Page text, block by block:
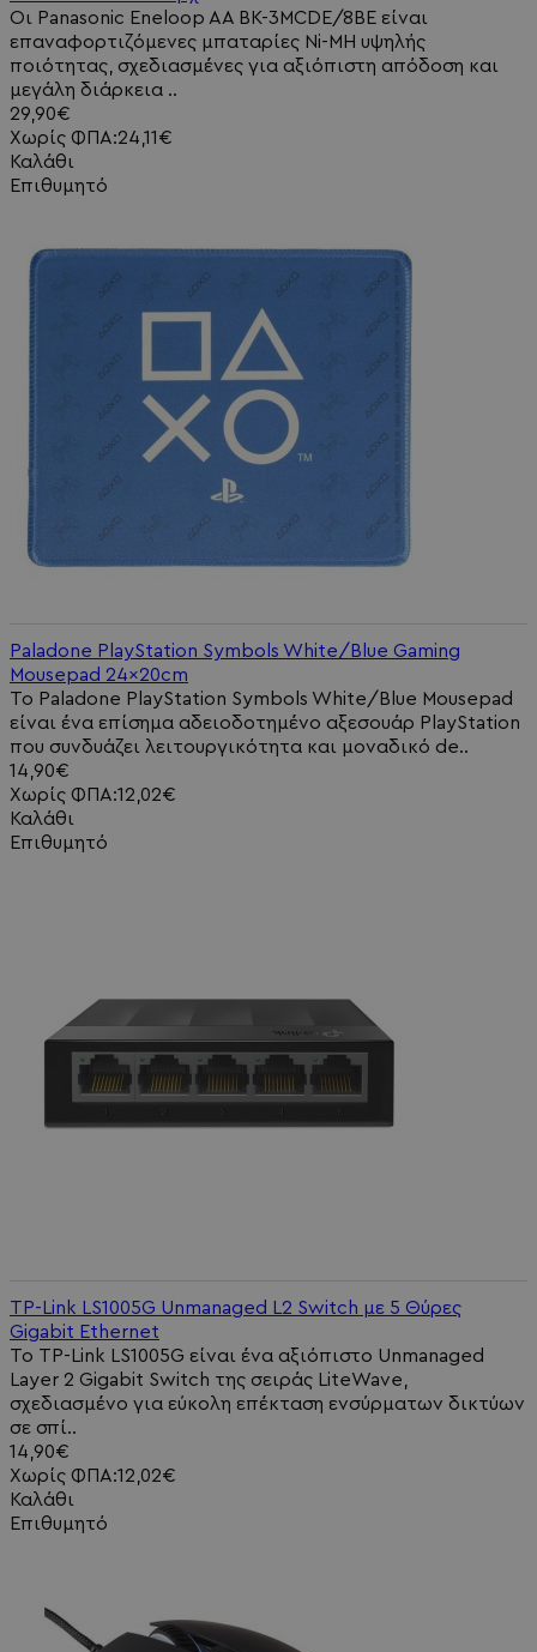
Οι Panasonic Eneloop AA BK-3MCDE/8BE είναι
επαναφορτιζόμενες μπαταρίες Ni-MH υψηλής
ποιότητας, σχεδιασμένες για αξιόπιστη απόδοση και
μεγάλη διάρκεια ..
29,90€
Χωρίς ΦΠΑ:24,11€
Καλάθι
Επιθυμητό
Paladone PlayStation Symbols White/Blue Gaming
Mousepad 24x20cm
Το Paladone PlayStation Symbols White/Blue Mousepad
είναι ένα επίσημα αδειοδοτημένο αξεσουάρ PlayStation
που συνδυάζει λειτουργικότητα και μοναδικό de..
14,90€
Χωρίς ΦΠΑ:12,02€
Καλάθι
Επιθυμητό
TP-Link LS1005G Unmanaged L2 Switch με 5 Θύρες
Gigabit Ethernet
Το TP-Link LS1005G είναι ένα αξιόπιστο Unmanaged
Layer 2 Gigabit Switch της σειράς LiteWave,
σχεδιασμένο για εύκολη επέκταση ενσύρματων δικτύων
σε σπί..
14,90€
Χωρίς ΦΠΑ:12,02€
Καλάθι
Επιθυμητό